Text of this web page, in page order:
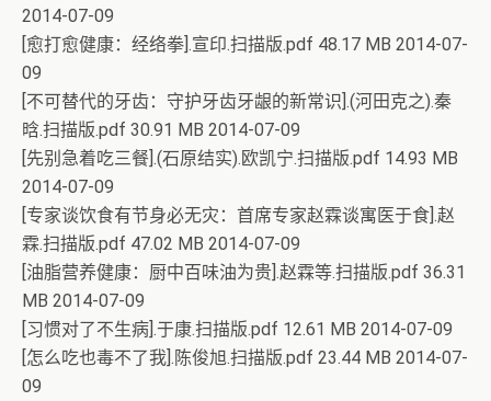
2014-07-09
[愈打愈健康：经络拳].宣印.扫描版.pdf 48.17 MB 2014-07-
09
[不可替代的牙齿：守护牙齿牙龈的新常识].(河田克之).秦
晗.扫描版.pdf 30.91 MB 2014-07-09
[先别急着吃三餐].(石原结实).欧凯宁.扫描版.pdf 14.93 MB
2014-07-09
[专家谈饮食有节身必无灾：首席专家赵霖谈寓医于食].赵
霖.扫描版.pdf 47.02 MB 2014-07-09
[油脂营养健康：厨中百味油为贵].赵霖等.扫描版.pdf 36.31
MB 2014-07-09
[习惯对了不生病].于康.扫描版.pdf 12.61 MB 2014-07-09
[怎么吃也毒不了我].陈俊旭.扫描版.pdf 23.44 MB 2014-07-
09